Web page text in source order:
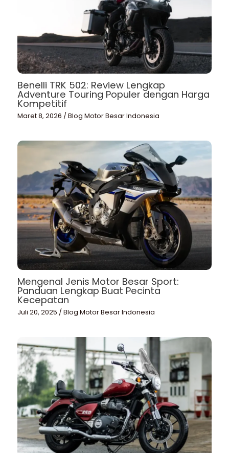
Benelli TRK 502: Review Lengkap
Adventure Touring Populer dengan Harga
Kompetitif
Maret 8, 2026 /Blog Motor Besar Indonesia
Mengenal Jenis Motor Besar Sport:
Panduan Lengkap Buat Pecinta
Kecepatan
Juli 20, 2025 /Blog Motor Besar Indonesia